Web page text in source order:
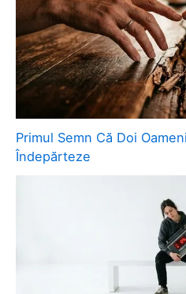
Primul Semn Că Doi
Îndepărteze